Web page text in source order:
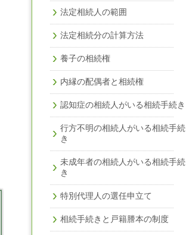
法定相続人の範囲
法定相続分の計算方法
養子の相続権
内縁の配偶者と相続権
認知症の相続人がいる相続手続き
行方不明の相続人がいる相続手続
き
未成年者の相続人がいる相続手続
き
特別代理人の選任申立て
相続手続きと戸籍謄本の制度